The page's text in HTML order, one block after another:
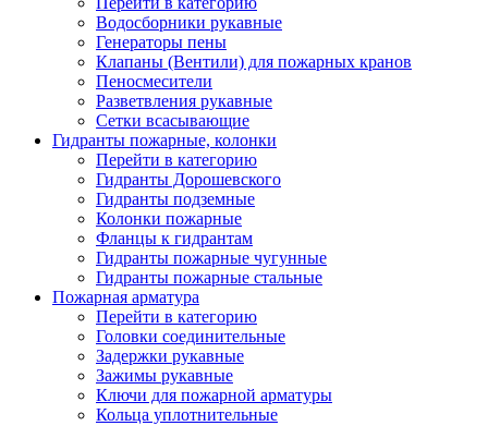
Водосборники рукавные
Генераторы пены
Клапаны (Вентили) для пожарных кранов
Пеносмесители
Разветвления рукавные
Сетки всасывающие
Гидранты пожарные, колонки
Перейти в категорию
Гидранты Дорошевского
Гидранты подземные
Колонки пожарные
Фланцы к гидрантам
Гидранты пожарные чугунные
Гидранты пожарные стальные
Пожарная арматура
Перейти в категорию
Головки соединительные
Задержки рукавные
Зажимы рукавные
Ключи для пожарной арматуры
Кольца уплотнительные